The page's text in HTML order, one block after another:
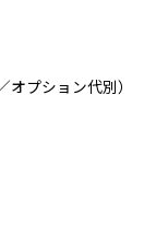
オプション代別）
］
ご確認のお
さい。［
いです。
意識したい
いです。
意識したい